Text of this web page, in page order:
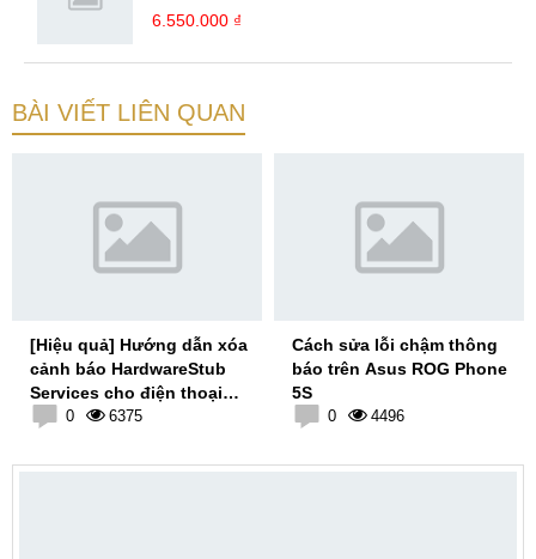
6.550.000 ₫
BÀI VIẾT LIÊN QUAN
[Hiệu quả] Hướng dẫn xóa
cảnh báo HardwareStub
Services cho điện thoại
Asus Rogphone 3
0 6375
Cách sửa lỗi chậm thông
báo trên Asus ROG Phone
5S
0 4496